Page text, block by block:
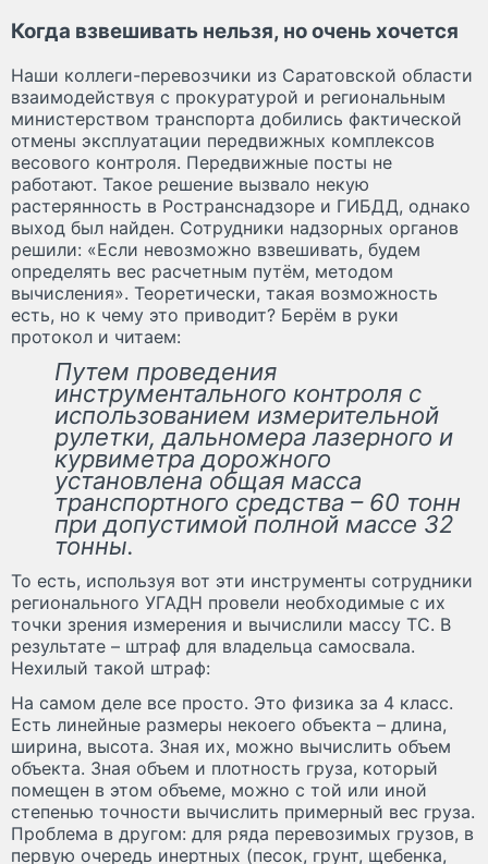
Когда взвешивать нельзя, но очень хочется
Наши коллеги-перевозчики из Саратовской области
взаимодействуя с прокуратурой и региональным
министерством транспорта добились фактической
отмены эксплуатации передвижных комплексов
весового контроля. Передвижные посты не
работают. Такое решение вызвало некую
растерянность в Ространснадзоре и ГИБДД, однако
выход был найден. Сотрудники надзорных органов
решили: «Если невозможно взвешивать, будем
определять вес расчетным путём, методом
вычисления». Теоретически, такая возможность
есть, но к чему это приводит? Берём в руки
протокол и читаем:
Путем проведения
инструментального контроля с
использованием измерительной
рулетки, дальномера лазерного и
курвиметра дорожного
установлена общая масса
транспортного средства – 60 тонн
при допустимой полной массе 32
тонны.
То есть, используя вот эти инструменты сотрудники
регионального УГАДН провели необходимые с их
точки зрения измерения и вычислили массу ТС. В
результате – штраф для владельца самосвала.
Нехилый такой штраф:
На самом деле все просто. Это физика за 4 класс.
Есть линейные размеры некоего объекта – длина,
ширина, высота. Зная их, можно вычислить объем
объекта. Зная объем и плотность груза, который
помещен в этом объеме, можно с той или иной
степенью точности вычислить примерный вес груза.
Проблема в другом: для ряда перевозимых грузов, в
первую очередь инертных (песок, грунт, щебенка,